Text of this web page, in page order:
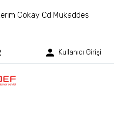
Gökay Cd Mukaddes
Kullanıcı Girişi